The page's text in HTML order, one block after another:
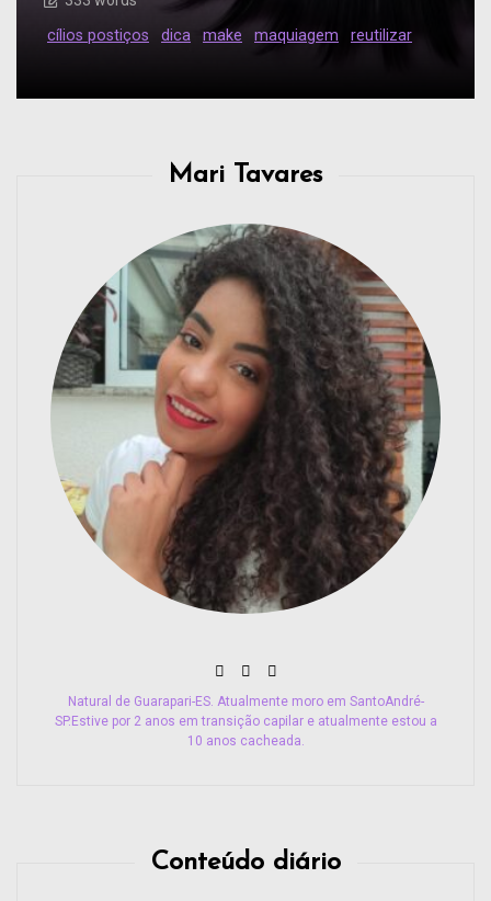
cílios postiços dica make maquiagem reutilizar
Mari Tavares
Natural de Guarapari-ES. Atualmente moro em SantoAndré-
SP.Estive por 2 anos em transição capilar e atualmente estou a
10 anos cacheada.
Conteúdo diário